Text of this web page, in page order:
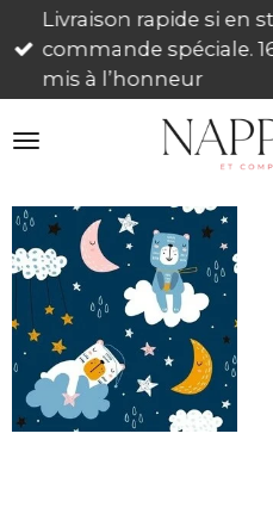
Passer
au
contenu
Livraison rapide si en
commande spéciale.
mis à l’honneur